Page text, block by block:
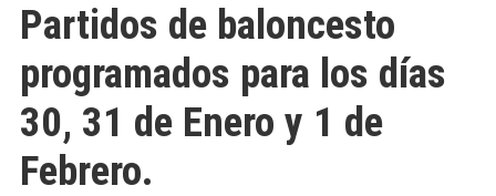
Partidos de baloncesto
programados para los días
30, 31 de Enero y 1 de
Febrero.